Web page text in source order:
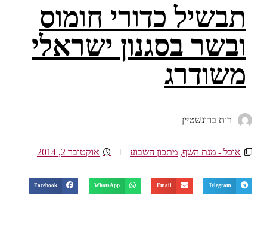
תבשיל כדורי חומוס
ובשר בסגנון ישראלי
משודרג
רות ברונשטיין
אוכל - מנת השף, מתכון השבוע אוקטובר 2, 2014
Telegram
Email
WhatsApp
Facebook